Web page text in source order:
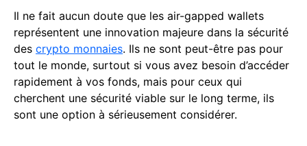
Il ne fait aucun doute que les air-gapped wallets
représentent une innovation majeure dans la sécurité
des crypto monnaies. Ils ne sont peut-être pas pour
tout le monde, surtout si vous avez besoin d’accéder
rapidement à vos fonds, mais pour ceux qui
cherchent une sécurité viable sur le long terme, ils
sont une option à sérieusement considérer.